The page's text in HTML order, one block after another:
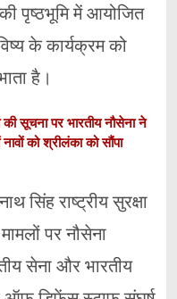
पृष्ठभूमि में आयोजित
के कार्यक्रम को
है।
सूचना पर भारतीय नौसेना ने
को श्रीलंका को सौंपा
सिंहराष्ट्रीय सुरक्षा
पर नौसेना
सेना और भारतीय